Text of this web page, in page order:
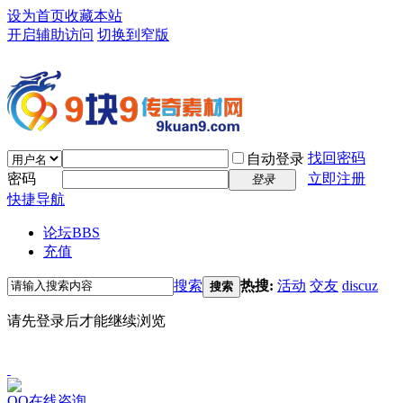
设为首页收藏本站
开启辅助访问 切换到窄版
自动登录 找回密码
密码
登录
立即注册
快捷导航
论坛BBS
充值
搜索 搜索 热搜: 活动 交友 discuz
请先登录后才能继续浏览